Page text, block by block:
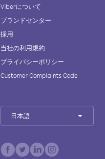
Viberについて
ブランドセンター
採用
当社の利用規約
プライバシーポリシー
Customer Complaints Code
日本語